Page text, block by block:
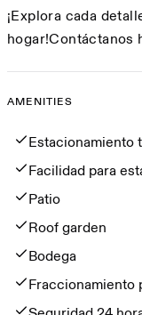
¡Explora cada
hogar!Contáctanos
Amenities
AMENITIES
Estacionamiento
Facilidad para
Patio
Roof garden
Bodega
Fraccionamiento